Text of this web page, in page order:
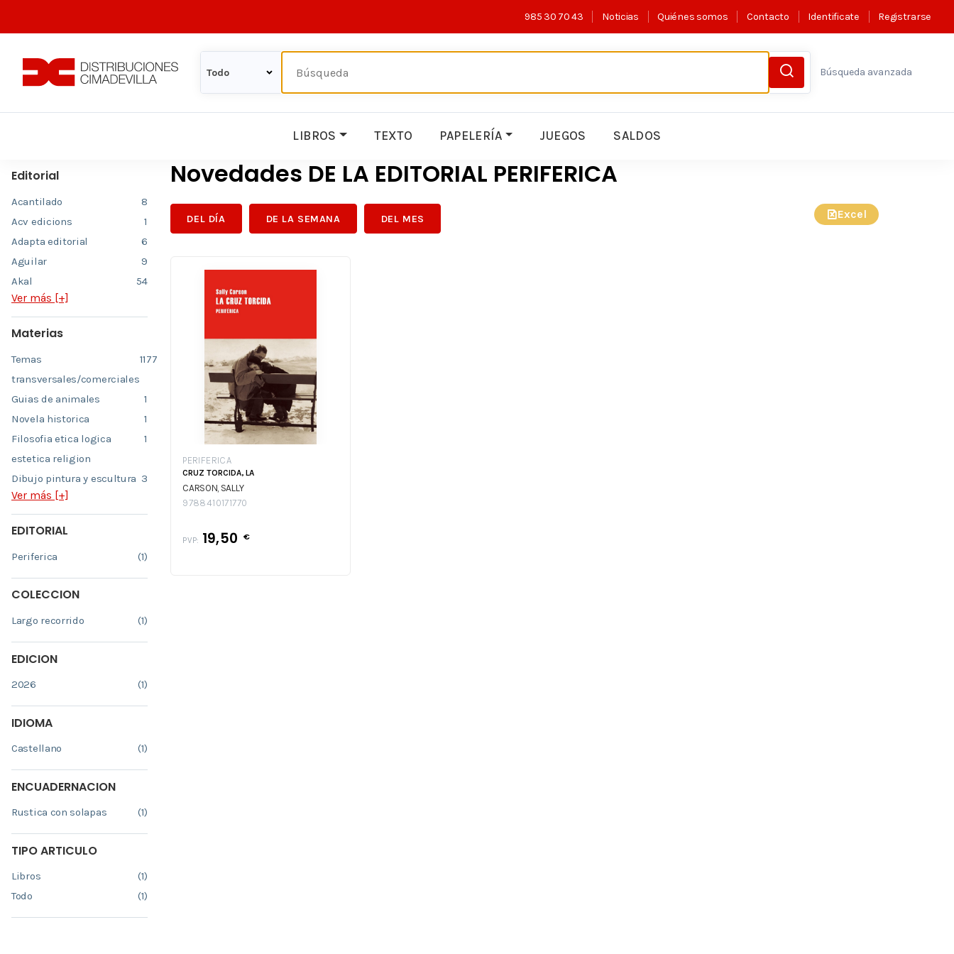
985 30 70 43 Noticias Quiénes somos Contacto Identificate Registrarse
Búsqueda avanzada
LIBROS TEXTO PAPELERÍA JUEGOS SALDOS
Editorial
Acantilado
8
Acv edicions
1
Adapta editorial
6
Aguilar
9
Akal
54
Ver más [+]
Materias
Temas
transversales/comerciales
1177
Guias de animales
1
Novela historica
1
Filosofia etica logica
estetica religion
1
Dibujo pintura y escultura 3
Ver más [+]
EDITORIAL
Periferica (1)
COLECCION
Largo recorrido (1)
EDICION
2026 (1)
IDIOMA
Castellano (1)
ENCUADERNACION
Rustica con solapas (1)
TIPO ARTICULO
Libros
(1)
Todo
(1)
Novedades DE LA EDITORIAL PERIFERICA
DEL DÍA DE LA SEMANA DEL MES Excel
PERIFERICA
CRUZ TORCIDA, LA
CARSON, SALLY
9788410171770
PVP: 19,50 €